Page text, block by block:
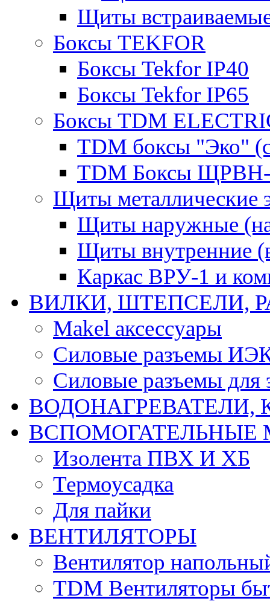
Щиты
Боксы TEKFOR
Боксы Tekfor IP40
Боксы Tekfor IP65
Боксы TDM
TDM боксы "Эко"
TDM Боксы
Щиты металлические
Щиты наружные
Щиты внутренние
Каркас ВРУ-1 и
ВИЛКИ, ШТЕПСЕЛИ,
Makel аксессуары
Силовые разъемы
Силовые разъемы для
ВОДОНАГРЕВАТЕЛИ,
ВСПОМОГАТЕЛЬНЫЕ
Изолента ПВХ И ХБ
Термоусадка
Для пайки
ВЕНТИЛЯТОРЫ
Вентилятор
TDM Вентиляторы